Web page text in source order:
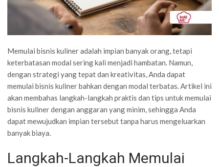
Memulai bisnis kuliner adalah impian banyak orang, tetapi
keterbatasan modal sering kali menjadi hambatan. Namun,
dengan strategi yang tepat dan kreativitas, Anda dapat
memulai bisnis kuliner bahkan dengan modal terbatas. Artikel ini
akan membahas langkah-langkah praktis dan tips untuk memulai
bisnis kuliner dengan anggaran yang minim, sehingga Anda
dapat mewujudkan impian tersebut tanpa harus mengeluarkan
banyak biaya.
Langkah-Langkah Memulai